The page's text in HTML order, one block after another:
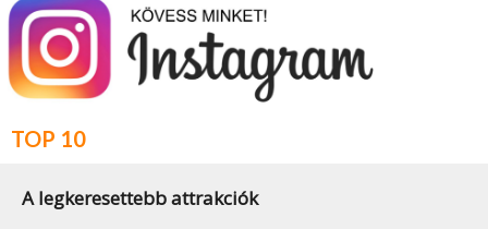
TOP 10
A legkeresettebb attrakciók